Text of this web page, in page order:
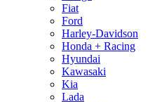
Fiat
Ford
Harley-Davidson
Honda + Racing
Hyundai
Kawasaki
Kia
Lada